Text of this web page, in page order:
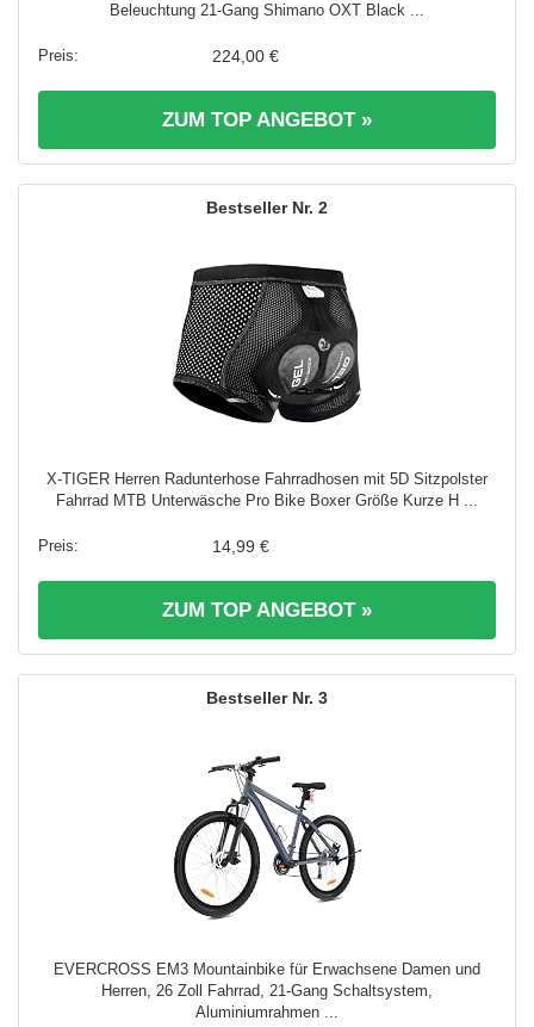
Beleuchtung 21-Gang Shimano OXT Black ...
224,00 €
ZUM TOP ANGEBOT »
2
X-TIGER Herren Radunterhose Fahrradhosen mit 5D Sitzpolster
Fahrrad MTB Unterwäsche Pro Bike Boxer Größe Kurze H ...
14,99 €
ZUM TOP ANGEBOT »
3
EVERCROSS EM3 Mountainbike für Erwachsene Damen und
Herren, 26 Zoll Fahrrad, 21-Gang Schaltsystem,
Aluminiumrahmen ...